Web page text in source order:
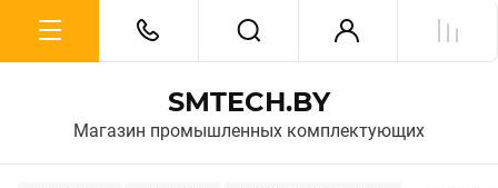
SMTECH.BY
Магазин промышленных комплектующих